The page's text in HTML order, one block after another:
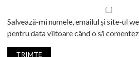
Salvează-mi numele, emailul și site-ul
pentru data viitoare când o să